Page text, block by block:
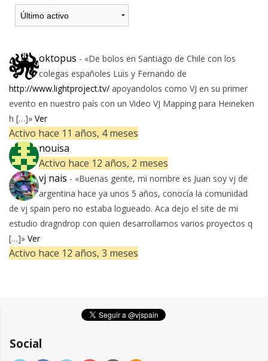
oktopus - «De bolos en Santiago de Chile con los
colegas españoles Luis y Fernando de
http://www.lightproject.tv/ apoyandolos como VJ en su primer
evento en nuestro país con un Video VJ Mapping para Heineken
h […]» Ver
Activo hace 11 años, 4 meses
nouisa
Activo hace 12 años, 2 meses
vj nais - «Buenas gente, mi nombre es Juan soy vj de
argentina hace ya unos 5 años, conocía la comunidad
de vj spain pero no estaba logueado. Aca dejo el site de mi
estudio dragndrop con quien desarrollamos varios proyectos q
[…]» Ver
Activo hace 12 años, 3 meses
Social